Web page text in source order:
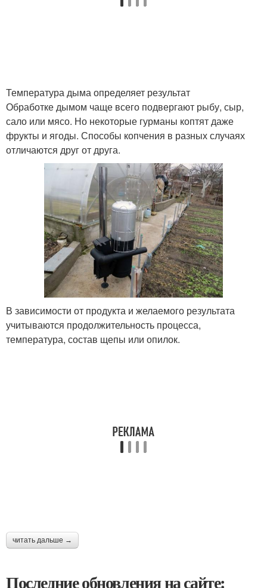
Температура дыма определяет результат
Обработке дымом чаще всего подвергают рыбу, сыр,
сало или мясо. Но некоторые гурманы коптят даже
фрукты и ягоды. Способы копчения в разных случаях
отличаются друг от друга.
В зависимости от продукта и желаемого результата
учитываются продолжительность процесса,
температура, состав щепы или опилок.
читать дальше →
Последние обновления на сайте: